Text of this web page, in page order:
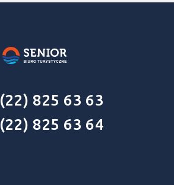
(22) 825 63 63
(22) 825 63 64